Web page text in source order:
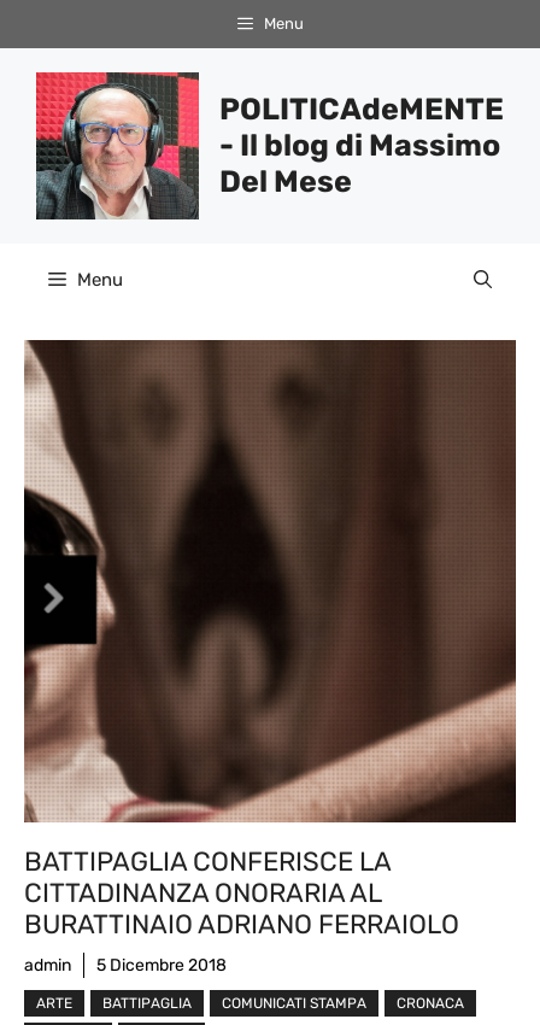
al
contenuto
Menu
POLITICAdeMENTE
- Il blog di Massimo
Del Mese
Menu
BATTIPAGLIA CONFERISCE LA
CITTADINANZA ONORARIA AL
BURATTINAIO ADRIANO FERRAIOLO
admin 5 Dicembre 2018
ARTE BATTIPAGLIA COMUNICATI STAMPA
CRONACA